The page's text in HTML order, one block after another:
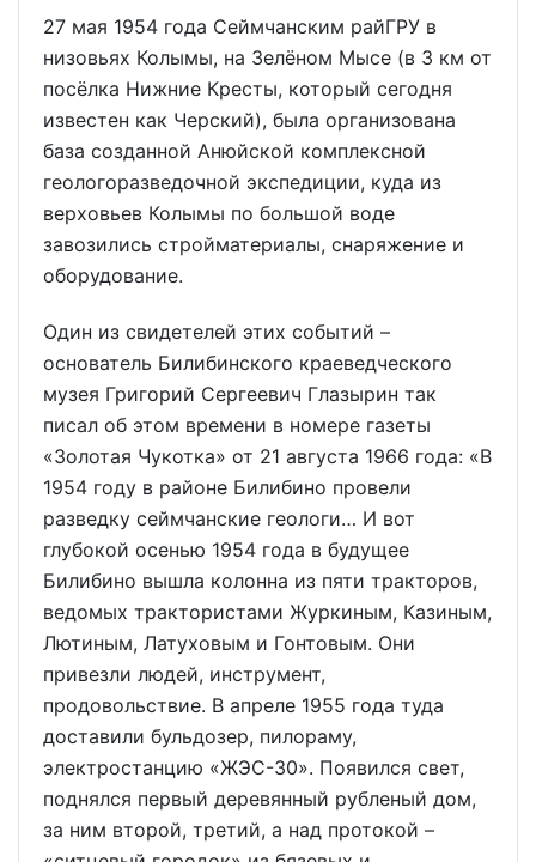
27 мая 1954 года Сеймчанским райГРУ в
низовьях Колымы, на Зелёном Мысе (в 3 км от
посёлка Нижние Кресты, который сегодня
известен как Черский), была организована
база созданной Анюйской комплексной
геологоразведочной экспедиции, куда из
верховьев Колымы по большой воде
завозились стройматериалы, снаряжение и
оборудование.
Один из свидетелей этих событий –
основатель Билибинского краеведческого
музея Григорий Сергеевич Глазырин так
писал об этом времени в номере газеты
«Золотая Чукотка» от 21 августа 1966 года: «В
1954 году в районе Билибино провели
разведку сеймчанские геологи… И вот
глубокой осенью 1954 года в будущее
Билибино вышла колонна из пяти тракторов,
ведомых трактористами Журкиным, Казиным,
Лютиным, Латуховым и Гонтовым. Они
привезли людей, инструмент,
продовольствие. В апреле 1955 года туда
доставили бульдозер, пилораму,
электростанцию «ЖЭС-30». Появился свет,
поднялся первый деревянный рубленый дом,
за ним второй, третий, а над протокой –